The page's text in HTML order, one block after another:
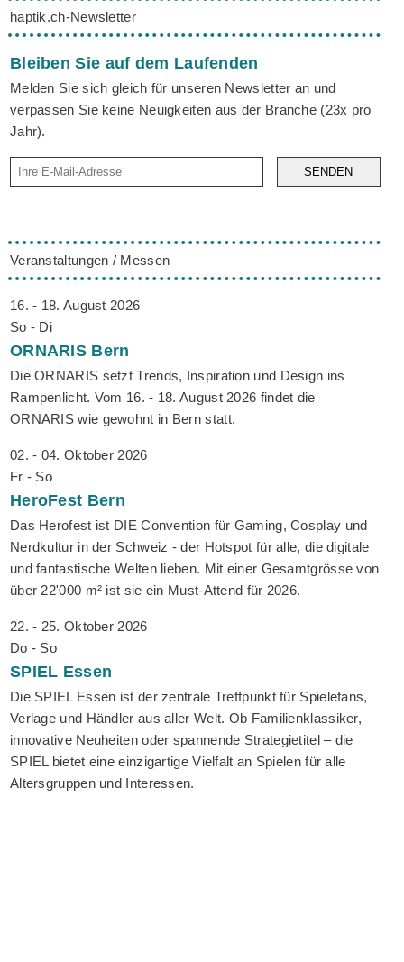
haptik.ch-Newsletter
Bleiben Sie auf dem Laufenden
Melden Sie sich gleich für unseren Newsletter an und
verpassen Sie keine Neuigkeiten aus der Branche (23x pro
Jahr).
SENDEN
Veranstaltungen / Messen
16. - 18. August 2026
So - Di
ORNARIS Bern
Die ORNARIS setzt Trends, Inspiration und Design ins
Rampenlicht. Vom 16. - 18. August 2026 findet die
ORNARIS wie gewohnt in Bern statt.
02. - 04. Oktober 2026
Fr - So
HeroFest Bern
Das Herofest ist DIE Convention für Gaming, Cosplay und
Nerdkultur in der Schweiz - der Hotspot für alle, die digitale
und fantastische Welten lieben. Mit einer Gesamtgrösse von
über 22'000 m² ist sie ein Must-Attend für 2026.
22. - 25. Oktober 2026
Do - So
SPIEL Essen
Die SPIEL Essen ist der zentrale Treffpunkt für Spielefans,
Verlage und Händler aus aller Welt. Ob Familienklassiker,
innovative Neuheiten oder spannende Strategietitel – die
SPIEL bietet eine einzigartige Vielfalt an Spielen für alle
Altersgruppen und Interessen.